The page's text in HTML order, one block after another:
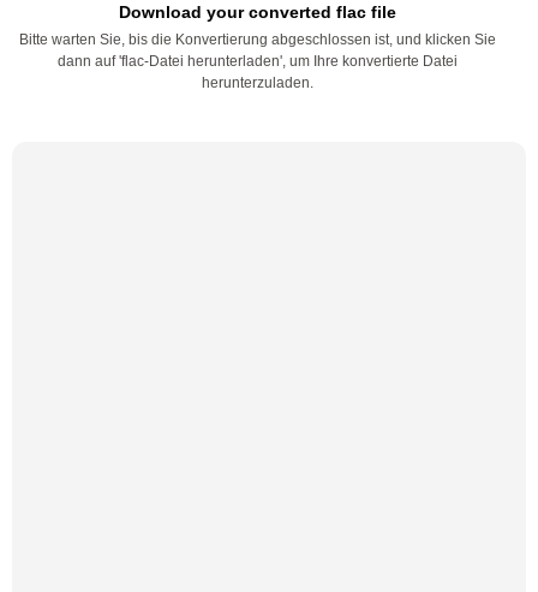
Download your converted flac file
Bitte warten Sie, bis die Konvertierung abgeschlossen ist, und klicken Sie
dann auf 'flac-Datei herunterladen', um Ihre konvertierte Datei
herunterzuladen.